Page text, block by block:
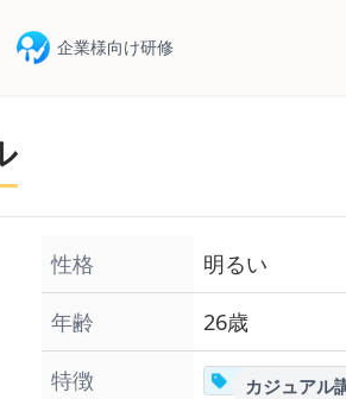
企業様向け研修
性格
明るい
年齢
26歳
特徴
カジュアル